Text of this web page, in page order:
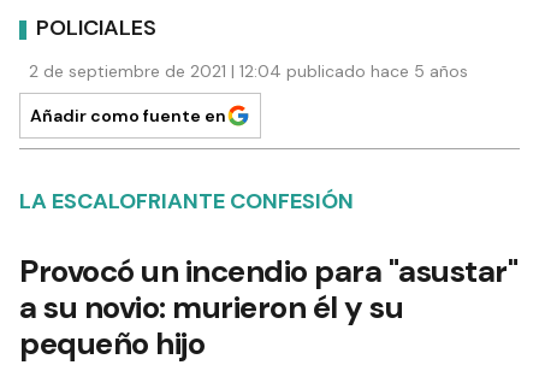
POLICIALES
2 de septiembre de 2021 | 12:04 publicado hace 5 años
Añadir como fuente en
LA ESCALOFRIANTE CONFESIÓN
Provocó un incendio para "asustar"
a su novio: murieron él y su
pequeño hijo